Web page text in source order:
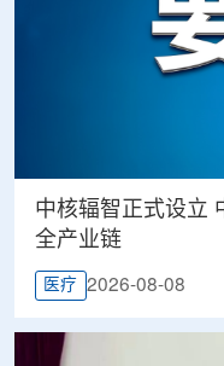
中核辐智正式设立
全产业链
医疗 2026-08-08